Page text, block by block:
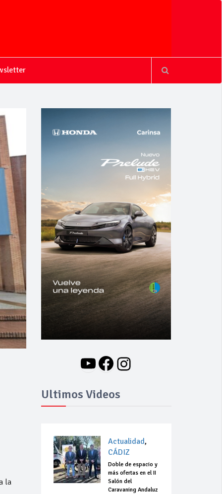
la
YouTube
Facebook
Instagram
Ultimos Videos
Actualidad,
CÁDIZ
Doble de espacio y
más ofertas en el II
Salón del
Caravaning Andaluz